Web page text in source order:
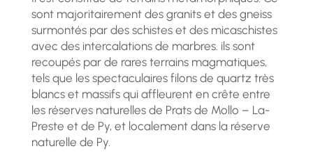
sont majoritairement des granits et des gneiss
surmontés par des schistes et des micaschistes
avec des intercalations de marbres. ils sont
recoupés par de rares terrains magmatiques,
tels que les spectaculaires filons de quartz très
blancs et massifs qui affleurent en crête entre
les réserves naturelles de Prats de Mollo – La-
Preste et de Py, et localement dans la réserve
naturelle de Py.